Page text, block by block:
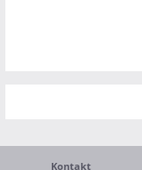
Kontakt